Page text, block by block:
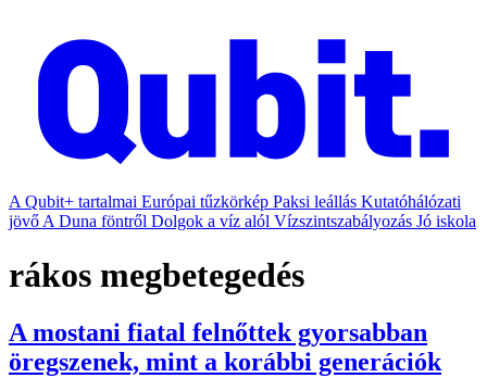
A Qubit+ tartalmai Európai tűzkörkép Paksi leállás Kutatóhálózati
jövő A Duna föntről Dolgok a víz alól Vízszintszabályozás Jó iskola
rákos megbetegedés
A mostani fiatal felnőttek gyorsabban
öregszenek, mint a korábbi generációk